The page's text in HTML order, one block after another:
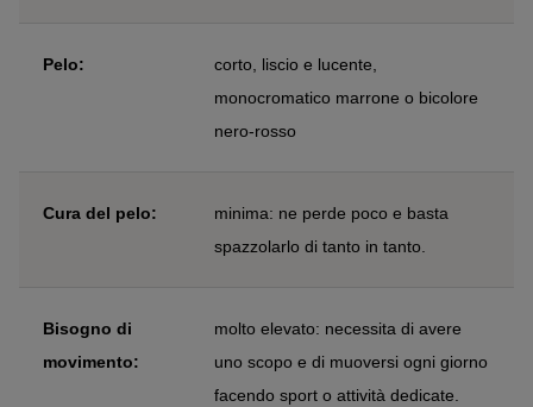
Pelo:
corto, liscio e lucente,
monocromatico marrone o bicolore
nero-rosso
Cura del pelo:
minima: ne perde poco e basta
spazzolarlo di tanto in tanto.
Bisogno di
movimento:
molto elevato: necessita di avere
uno scopo e di muoversi ogni giorno
facendo sport o attività dedicate.